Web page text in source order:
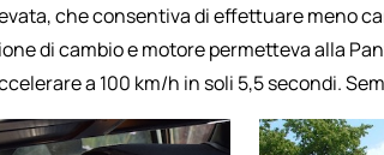
che consentiva di effettuare meno
di cambio e motore permetteva alla
a 100 km/h in soli 5,5 secondi.